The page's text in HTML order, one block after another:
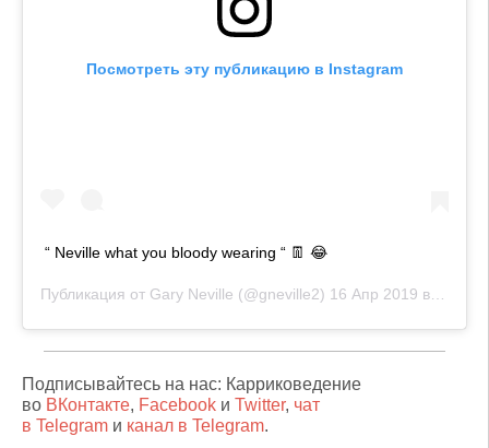
Посмотреть эту публикацию в Instagram
“ Neville what you bloody wearing “ 👖 😂
Публикация от Gary Neville (@gneville2) 16 Апр 2019 в 11:23 PDT
Подписывайтесь на нас: Карриковедение
во ВКонтакте, Facebook и Twitter, чат
в Telegram и канал в Telegram.